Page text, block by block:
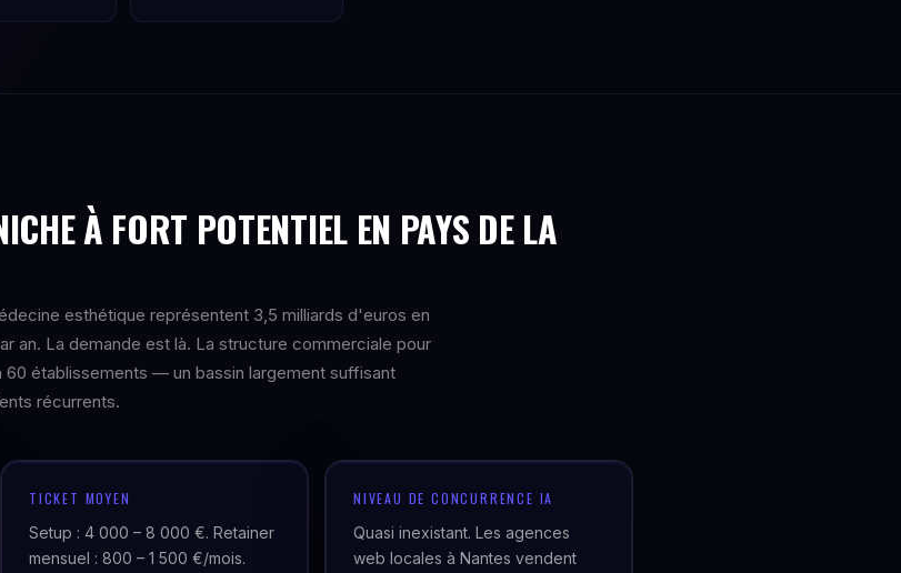
À FORT POTENTIEL EN PAYS DE LA
esthétique représentent 3,5 milliards d'euros en
an. La demande est là. La structure commerciale pour
60 établissements — un bassin largement suffisant
récurrents.
TICKET MOYEN
Setup : 4 000 – 8 000 €. Retainer
mensuel : 800 – 1 500 €/mois.
NIVEAU DE CONCURRENCE IA
Quasi inexistant. Les agences
web locales à Nantes vendent